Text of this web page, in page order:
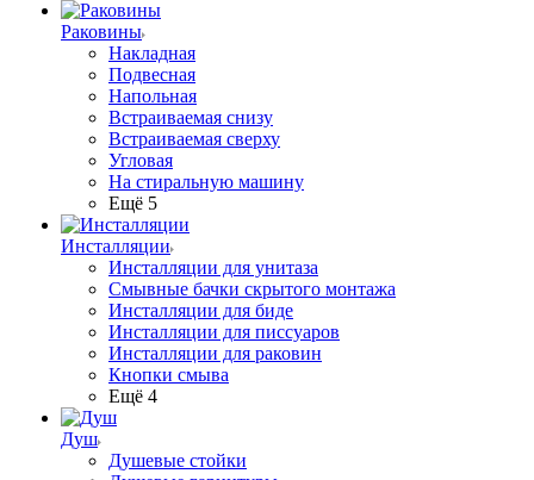
Раковины
Накладная
Подвесная
Напольная
Встраиваемая снизу
Встраиваемая сверху
Угловая
На стиральную машину
Ещё 5
Инсталляции
Инсталляции для унитаза
Смывные бачки скрытого монтажа
Инсталляции для биде
Инсталляции для писсуаров
Инсталляции для раковин
Кнопки смыва
Ещё 4
Душ
Душевые стойки